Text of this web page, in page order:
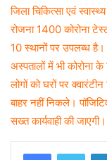
जिला चिकित्सा एवं
रोजना 1400 कोरोना
10 स्थानों पर उपलब्ध
अस्पतालों में भी कोरोना
लोगों को घरों पर
बाहर नहीं निकले।
सख्त कार्यवाही की जाएगी।